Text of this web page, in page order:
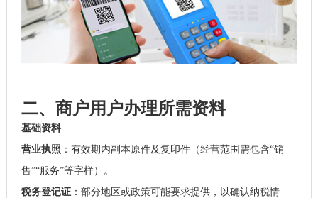
二、商户用户办理所需资料
基础资料
营业执照 ：有效期内副本原件及复印件（经营范围需包含“销
售”“服务”等字样）。
税务登记证：部分地区或政策可能要求提供，以确认纳税情